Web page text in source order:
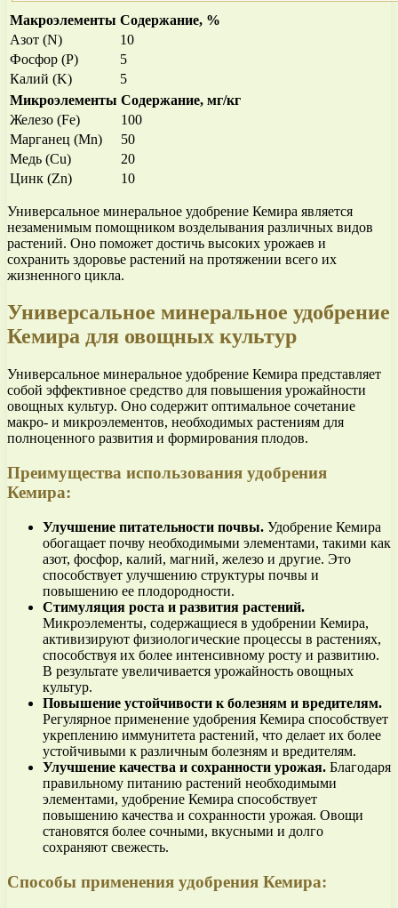
Макроэлементы Содержание, %
Азот (N)
10
Фосфор (P)
5
Калий (K)
5
Микроэлементы Содержание, мг/кг
Железо (Fe)
100
Марганец (Mn)
50
Медь (Cu)
20
Цинк (Zn)
10
Универсальное минеральное удобрение Кемира является
незаменимым помощником возделывания различных видов
растений. Оно поможет достичь высоких урожаев и
сохранить здоровье растений на протяжении всего их
жизненного цикла.
Универсальное минеральное удобрение
Кемира для овощных культур
Универсальное минеральное удобрение Кемира представляет
собой эффективное средство для повышения урожайности
овощных культур. Оно содержит оптимальное сочетание
макро- и микроэлементов, необходимых растениям для
полноценного развития и формирования плодов.
Преимущества использования удобрения
Кемира:
Улучшение питательности почвы. Удобрение Кемира
обогащает почву необходимыми элементами, такими как
азот, фосфор, калий, магний, железо и другие. Это
способствует улучшению структуры почвы и
повышению ее плодородности.
Стимуляция роста и развития растений.
Микроэлементы, содержащиеся в удобрении Кемира,
активизируют физиологические процессы в растениях,
способствуя их более интенсивному росту и развитию.
В результате увеличивается урожайность овощных
культур.
Повышение устойчивости к болезням и вредителям.
Регулярное применение удобрения Кемира способствует
укреплению иммунитета растений, что делает их более
устойчивыми к различным болезням и вредителям.
Улучшение качества и сохранности урожая. Благодаря
правильному питанию растений необходимыми
элементами, удобрение Кемира способствует
повышению качества и сохранности урожая. Овощи
становятся более сочными, вкусными и долго
сохраняют свежесть.
Способы применения удобрения Кемира: